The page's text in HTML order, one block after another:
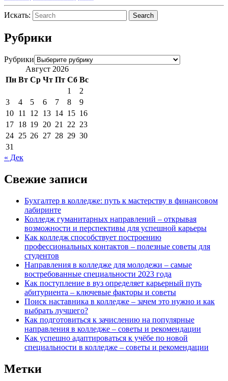
Искать: Search
Рубрики
Рубрики
Август 2026
Пн Вт Ср Чт Пт Сб Вс
1
2
3
4 5 6 7 8
9
10 11 12 13 14 15 16
17 18 19 20 21 22 23
24 25 26 27 28 29 30
31
« Дек
Свежие записи
Бухгалтер в колледже: путь к мастерству в финансовом
лабиринте
Колледж гуманитарных направлений – открывая
возможности и перспективы для успешной карьеры
Как колледж способствует построению
профессиональных контактов – полезные советы для
студентов
Направления в колледже для молодежи – самые
востребованные специальности 2023 года
Как поступление в вуз определяет карьерный путь
абитуриента – ключевые факторы и советы
Поиск наставника в колледже – зачем это нужно и как
выбрать лучшего?
Как подготовиться к зачислению на популярные
направления в колледже – советы и рекомендации
Как успешно адаптироваться к учёбе по новой
специальности в колледже – советы и рекомендации
Метки